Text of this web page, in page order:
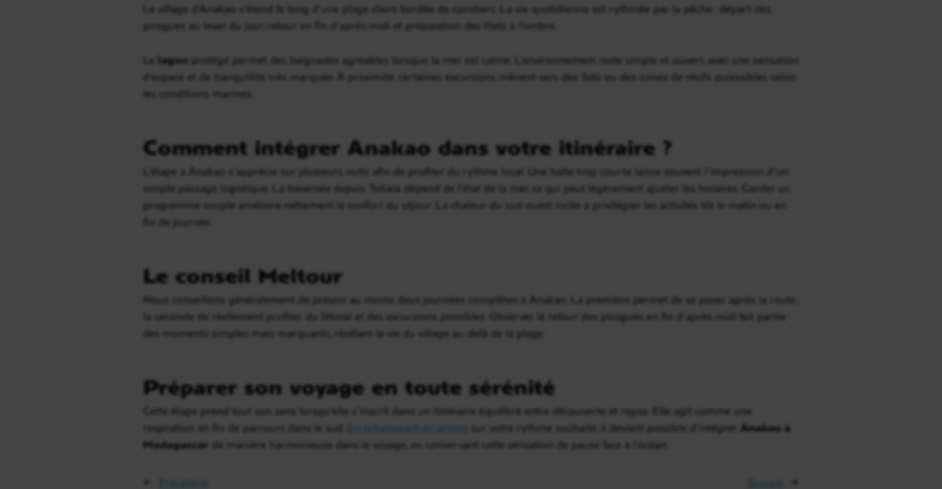
Le village d’Anakao s’étend le long d’une plage claire bordée de cocotiers. La vie quotidienne est rythmée par la pêche : départ des
pirogues au lever du jour, retour en fin d’après-midi et préparation des filets à l’ombre.
Le lagon protégé permet des baignades agréables lorsque la mer est calme. L’environnement reste simple et ouvert, avec une sensation
d’espace et de tranquillité très marquée. À proximité, certaines excursions mènent vers des îlots ou des zones de récifs accessibles selon
les conditions marines.
Comment intégrer Anakao dans votre itinéraire ?
L’étape à Anakao s’apprécie sur plusieurs nuits afin de profiter du rythme local. Une halte trop courte laisse souvent l’impression d’un
simple passage logistique. La traversée depuis Toliara dépend de l’état de la mer, ce qui peut légèrement ajuster les horaires. Garder un
programme souple améliore nettement le confort du séjour. La chaleur du sud-ouest incite à privilégier les activités tôt le matin ou en
fin de journée.
Le conseil Meltour
Nous conseillons généralement de prévoir au moins deux journées complètes à Anakao. La première permet de se poser après la route,
la seconde de réellement profiter du littoral et des excursions possibles. Observer le retour des pirogues en fin d’après-midi fait partie
des moments simples mais marquants, révélant la vie du village au-delà de la plage.
Préparer son voyage en toute sérénité
Cette étape prend tout son sens lorsqu’elle s’inscrit dans un itinéraire équilibré entre découverte et repos. Elle agit comme une
respiration en fin de parcours dans le sud.
En échangeant en amont sur votre rythme souhaité, il devient possible d’intégrer Anakao à
Madagascar de manière harmonieuse dans le voyage, en conservant cette sensation de pause face à l’océan.
← Suivant →